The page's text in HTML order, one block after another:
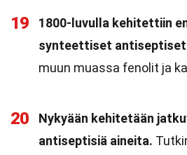
19
1800-luvulla kehitettiin
synteettiset antiseptiset
muun muassa fenolit ja
20
Nykyään kehitetään
antiseptisiä aineita.